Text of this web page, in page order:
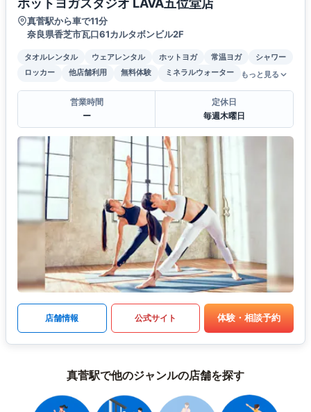
ホットヨガスタジオ LAVA五位堂店
真菅駅から車で11分
奈良県香芝市瓦口61カルタボンビル2F
タオルレンタル ウェアレンタル ホットヨガ 常温ヨガ
シャワー
ロッカー
他店舗利用 無料体験 ミネラルウォーター もっと見る
営業時間
ー
定休日
毎週木曜日
店舗情報 公式サイト 体験・相談予約
真菅駅で他のジャンルの店舗を探す